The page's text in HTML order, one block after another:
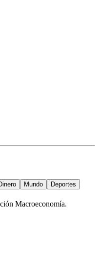
Mundo
Deportes
Macroeconomía.